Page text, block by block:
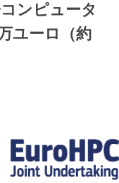
ンピュータ
ユーロ（約